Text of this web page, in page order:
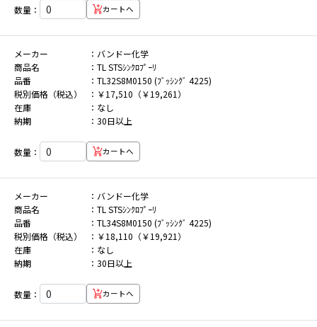
数量： カートへ
メーカー
バンドー化学
商品名
TL STSｼﾝｸﾛﾌﾟｰﾘ
品番
TL32S8M0150 (ﾌﾞｯｼﾝｸﾞ 4225)
税別価格（税込）
￥17,510（￥19,261）
在庫
なし
納期
30日以上
数量： カートへ
メーカー
バンドー化学
商品名
TL STSｼﾝｸﾛﾌﾟｰﾘ
品番
TL34S8M0150 (ﾌﾞｯｼﾝｸﾞ 4225)
税別価格（税込）
￥18,110（￥19,921）
在庫
なし
納期
30日以上
数量： カートへ